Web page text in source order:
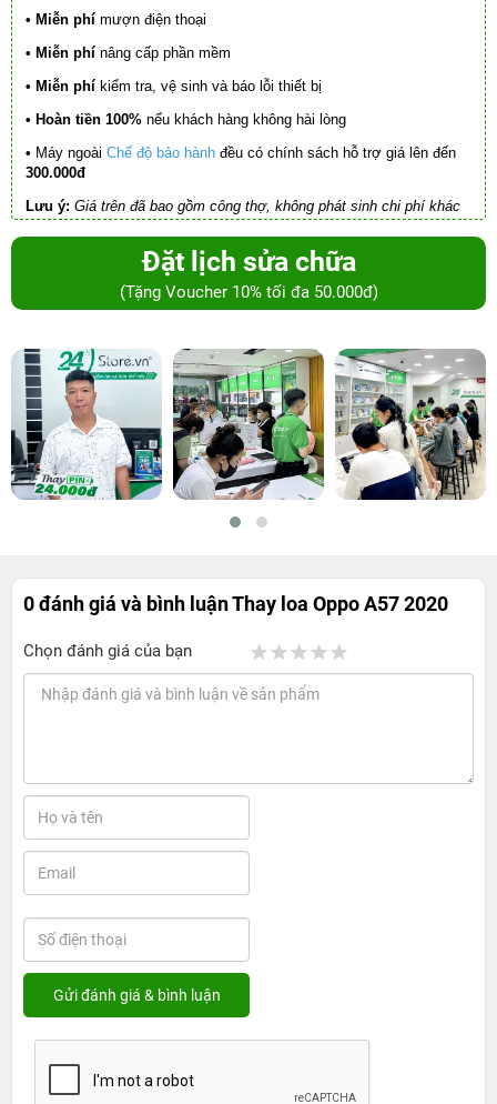
• Miễn phí mượn điện thoại
• Miễn phí nâng cấp phần mềm
• Miễn phí kiểm tra, vệ sinh và báo lỗi thiết bị
• Hoàn tiền 100% nếu khách hàng không hài lòng
• Máy ngoài Chế độ bảo hành đều có chính sách hỗ trợ giá lên đến
300.000đ
Lưu ý: Giá trên đã bao gồm công thợ, không phát sinh chi phí khác
Đặt lịch sửa chữa
(Tặng Voucher 10% tối đa 50.000đ)
0 đánh giá và bình luậnThay loa Oppo A57 2020
Chọn đánh giá của bạn